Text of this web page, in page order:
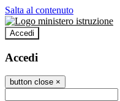
Salta al contenuto
Accedi
Accedi
button close ×